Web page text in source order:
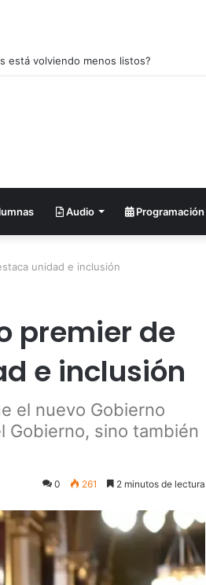
está volviendo menos listos?
Audio Programación
unidad e inclusión
premier de
e inclusión
el nuevo Gobierno
Gobierno, sino también
0 261 2 minutos de lectura